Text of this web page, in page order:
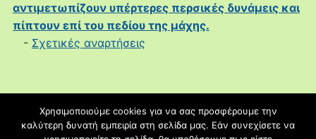
αντιμετωπίζουν υπέρτερες περσικές δυνάμεις και
πίπτουν επί του πεδίου της μάχης.
- Σχετικές αναρτήσεις
Χρησιμοποιούμε cookies για να σας προσφέρουμε την
καλύτερη δυνατή εμπειρία στη σελίδα μας. Εάν συνεχίσετε να